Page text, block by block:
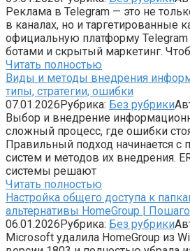
Реклама в Telegram — это не
в каналах, но и таргетированные
официальную платформу Telegram
ботами и скрытый маркетинг.
Читать полностью
Виды и методы внедрения
типы, стратегии, ошибки
07.01.2026Рубрика: Без рубрики
Выбор и внедрение
сложный процесс, где ошибки
Правильный подход начинается с
систем и методов их внедрения.
системы решают
Читать полностью
Настройка общего доступа к
альтернативы HomeGroup |
06.01.2026Рубрика: Без рубрики
Microsoft удалила HomeGroup из